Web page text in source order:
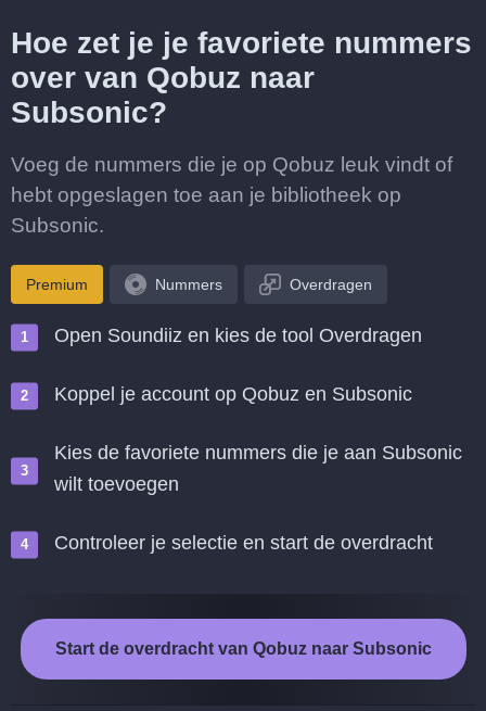
Hoe zet je je favoriete nummers
over van Qobuz naar
Subsonic?
Voeg de nummers die je op Qobuz leuk vindt of
hebt opgeslagen toe aan je bibliotheek op
Subsonic.
Premium Nummers Overdragen
Open Soundiiz en kies de tool Overdragen
Koppel je account op Qobuz en Subsonic
Kies de favoriete nummers die je aan Subsonic
wilt toevoegen
Controleer je selectie en start de overdracht
Start de overdracht van Qobuz naar Subsonic